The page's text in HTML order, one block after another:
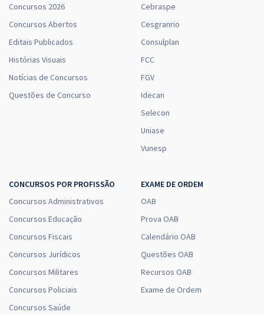
Concursos 2026
Concursos Abertos
Editais Publicados
Histórias Visuais
Notícias de Concursos
Questões de Concurso
Cebraspe
Cesgranrio
Consulplan
FCC
FGV
Idecan
Selecon
Uniase
Vunesp
CONCURSOS POR PROFISSÃO
Concursos Administrativos
Concursos Educação
Concursos Fiscais
Concursos Jurídicos
Concursos Militares
Concursos Policiais
Concursos Saúde
EXAME DE ORDEM
OAB
Prova OAB
Calendário OAB
Questões OAB
Recursos OAB
Exame de Ordem